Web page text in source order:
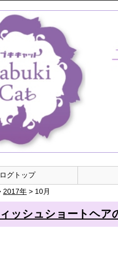
グトップ
2017年 > 10月
ッシュショートヘア